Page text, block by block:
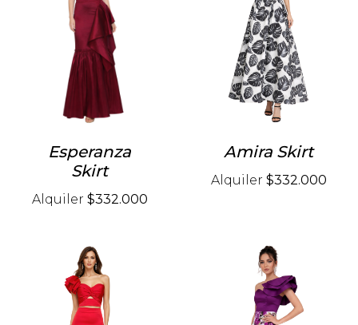
Esperanza
Skirt
Alquiler $332.000
Amira Skirt
Alquiler $332.000